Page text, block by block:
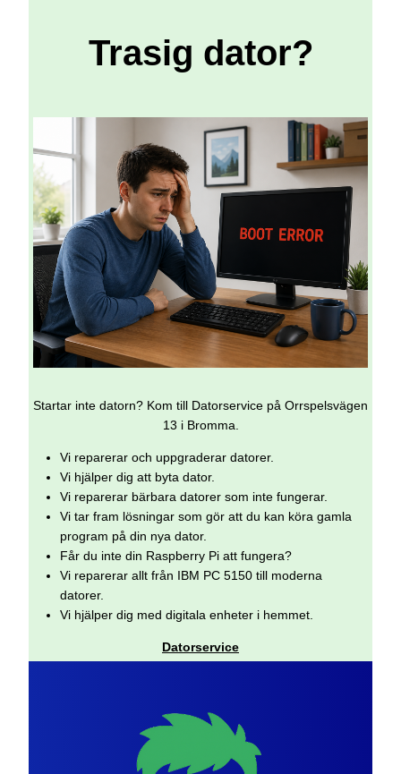
Trasig dator?
Startar inte datorn? Kom till Datorservice på Orrspelsvägen
13 i Bromma.
Vi reparerar och uppgraderar datorer.
Vi hjälper dig att byta dator.
Vi reparerar bärbara datorer som inte fungerar.
Vi tar fram lösningar som gör att du kan köra gamla
program på din nya dator.
Får du inte din Raspberry Pi att fungera?
Vi reparerar allt från IBM PC 5150 till moderna
datorer.
Vi hjälper dig med digitala enheter i hemmet.
Datorservice